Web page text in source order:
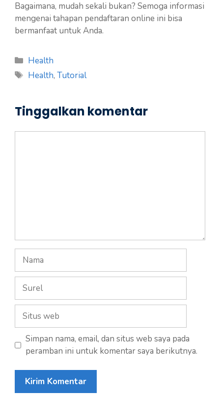
Bagaimana, mudah sekali bukan? Semoga informasi
mengenai tahapan pendaftaran online ini bisa
bermanfaat untuk Anda.
Kategori
Health
Tag
Health,Tutorial
Tinggalkan komentar
Nama
Surel
Situs
web
Simpan nama, email, dan situs web saya pada
peramban ini untuk komentar saya berikutnya.